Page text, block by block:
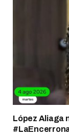
López Aliaga